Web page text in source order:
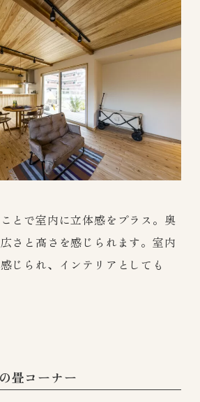
とで室内に立体感をプラス。奥
さと高さを感じられます。室内
じられ、インテリアとしても
畳コーナー